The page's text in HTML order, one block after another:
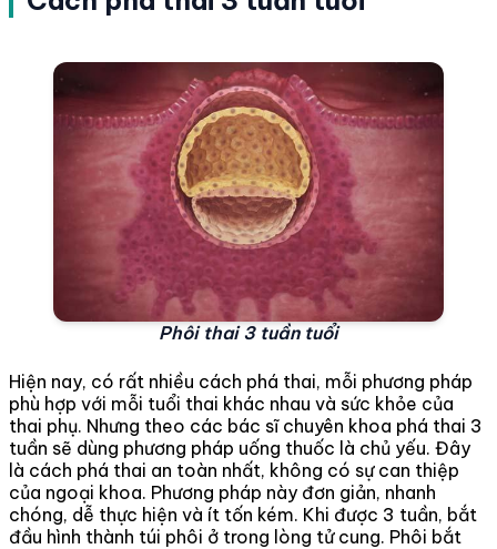
Phôi thai 3 tuần tuổi
Hiện nay, có rất nhiều cách phá thai, mỗi phương pháp
phù hợp với mỗi tuổi thai khác nhau và sức khỏe của
thai phụ. Nhưng theo các bác sĩ chuyên khoa phá thai 3
tuần sẽ dùng phương pháp uống thuốc là chủ yếu. Đây
là cách phá thai an toàn nhất, không có sự can thiệp
của ngoại khoa. Phương pháp này đơn giản, nhanh
chóng, dễ thực hiện và ít tốn kém. Khi được 3 tuần, bắt
đầu hình thành túi phôi ở trong lòng tử cung. Phôi bắt